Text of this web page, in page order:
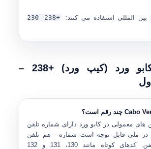
المللی استفاده می کنند:
+238 230
کد کشور کابو ورد (کیپ ورد) +238 –
های معمولی در کابو ورد دارای شماره تلفن
در ملی قابل توجه است شماره - هم تلفن
ثابت و هم تلفن. کدهای کوتاه مانند 130، 131 و 132